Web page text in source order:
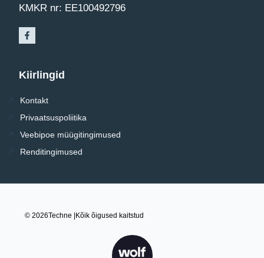
KMKR nr: EE100492796
Kiirlingid
Kontakt
Privaatsuspoliitika
Veebipoe müügitingimused
Renditingimused
© 2026Techne | Kõik õigused kaitstud